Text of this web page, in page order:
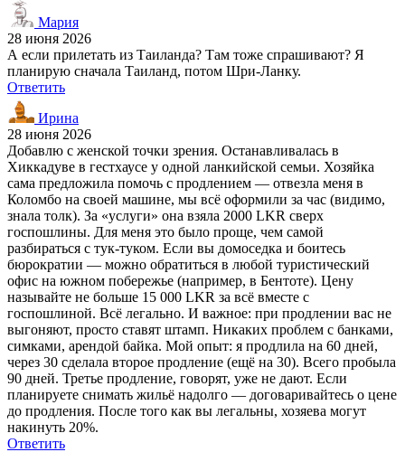
Мария
28 июня 2026
А если прилетать из Таиланда? Там тоже спрашивают? Я
планирую сначала Таиланд, потом Шри-Ланку.
Ответить
Ирина
28 июня 2026
Добавлю с женской точки зрения. Останавливалась в
Хиккадуве в гестхаусе у одной ланкийской семьи. Хозяйка
сама предложила помочь с продлением — отвезла меня в
Коломбо на своей машине, мы всё оформили за час (видимо,
знала толк). За «услуги» она взяла 2000 LKR сверх
госпошлины. Для меня это было проще, чем самой
разбираться с тук-туком. Если вы домоседка и боитесь
бюрократии — можно обратиться в любой туристический
офис на южном побережье (например, в Бентоте). Цену
называйте не больше 15 000 LKR за всё вместе с
госпошлиной. Всё легально. И важное: при продлении вас не
выгоняют, просто ставят штамп. Никаких проблем с банками,
симками, арендой байка. Мой опыт: я продлила на 60 дней,
через 30 сделала второе продление (ещё на 30). Всего пробыла
90 дней. Третье продление, говорят, уже не дают. Если
планируете снимать жильё надолго — договаривайтесь о цене
до продления. После того как вы легальны, хозяева могут
накинуть 20%.
Ответить